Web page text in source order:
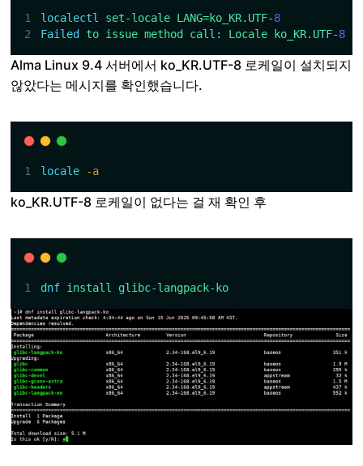
localectl set-locale LANG=ko_KR.UTF-8
Failed
to issue method call: Locale ko_KR.UTF-8
Alma Linux 9.4 서버에서 ko_KR.UTF-8 로케일이 설치되지
않았다는 메시지를 확인했습니다.
locale -a
ko_KR.UTF-8 로케일이 없다는 걸 재 확인 후
dnf install glibc-langpack-ko